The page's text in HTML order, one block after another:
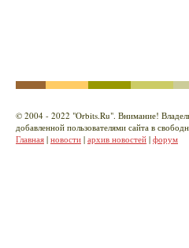
© 2004 - 2022 "Orbits.Ru". Внимание!
добавленной пользователями сайта в
Главная | новости | архив новостей | форум